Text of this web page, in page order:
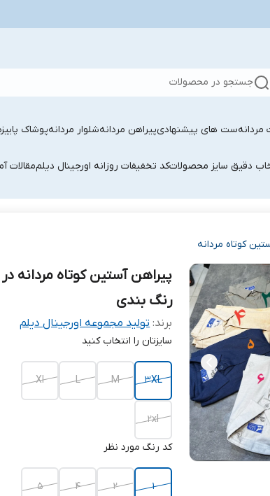
جستجو در محصولات
ست های پیشنهادیپیراهن مردانهشلوار مردانهپوشاک
دقیق سایز محصولاتکد تخفیفات روزانه اورجینال دیلممقالات
کوتاه مردانه
پیراهن آستین کوتاه مردانه در
رنگ بندی
برند: تولید مجموعه اورجینال دیلم
سایزتان را انتخاب کنید
3XL
M
L
Xl
2xl
کد رنگ مورد نظر
۱ ۲ ۴ ۵